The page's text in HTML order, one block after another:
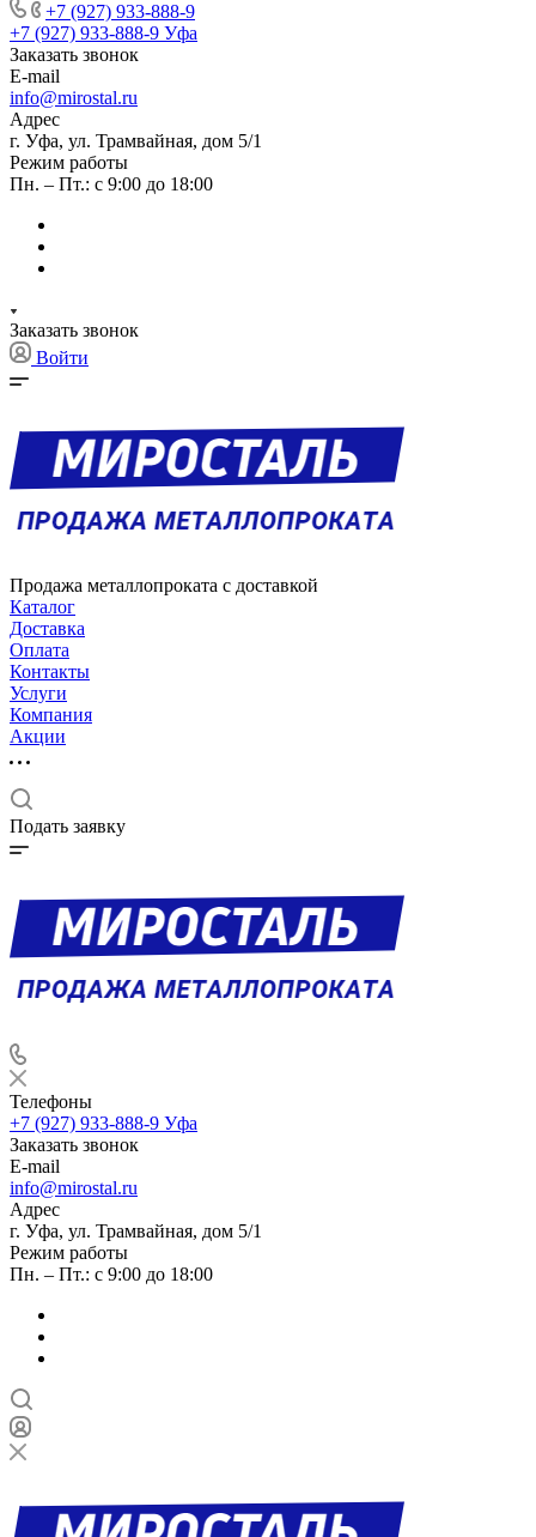
+7 (927) 933-888-9
+7 (927) 933-888-9 Уфа
Заказать звонок
E-mail
info@mirostal.ru
Адрес
г. Уфа, ул. Трамвайная, дом 5/1
Режим работы
Пн. – Пт.: с 9:00 до 18:00
Заказать звонок
Войти
Продажа металлопроката с доставкой
Каталог
Доставка
Оплата
Контакты
Услуги
Компания
Акции
Подать заявку
Телефоны
+7 (927) 933-888-9 Уфа
Заказать звонок
E-mail
info@mirostal.ru
Адрес
г. Уфа, ул. Трамвайная, дом 5/1
Режим работы
Пн. – Пт.: с 9:00 до 18:00